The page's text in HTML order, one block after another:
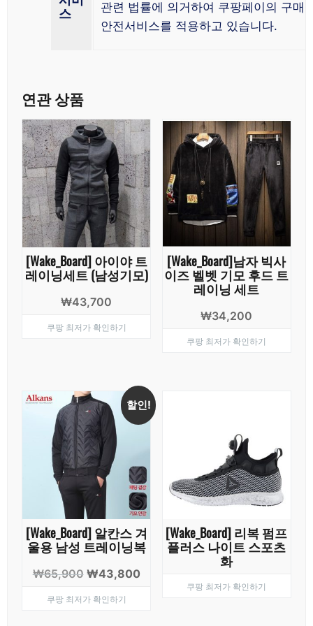
스
관련 법률에 의거하여 쿠팡페이의 구매
안전서비스를 적용하고 있습니다.
연관 상품
[Wake_Board] 아이야 트
레이닝세트 (남성기모)
₩43,700
쿠팡 최저가 확인하기
[Wake_Board]남자 빅사
이즈 벨벳 기모 후드 트
레이닝 세트
₩34,200
쿠팡 최저가 확인하기
할인!
[Wake_Board] 알칸스 겨
울용 남성 트레이닝복
₩65,900 원
가
₩43,800현
쿠팡 최저가 확인하기
[Wake_Board] 리복 펌프
플러스 나이트 스포츠
화
쿠팡 최저가 확인하기